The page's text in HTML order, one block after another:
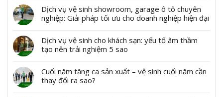
Dịch vụ vệ sinh showroom, garage ô tô chuyên
nghiệp: Giải pháp tối ưu cho doanh nghiệp hiện đại
Dịch vụ vệ sinh cho khách sạn: yếu tố âm thầm
tạo nên trải nghiệm 5 sao
Cuối năm tăng ca sản xuất – vệ sinh cuối năm cần
thay đổi ra sao?